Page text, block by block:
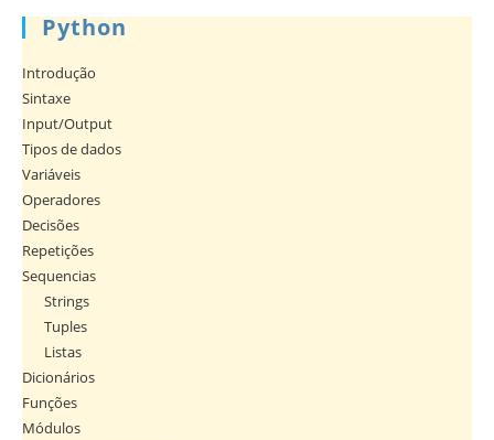
Python
Introdução
Sintaxe
Input/Output
Tipos de dados
Variáveis
Operadores
Decisões
Repetições
Sequencias
Strings
Tuples
Listas
Dicionários
Funções
Módulos